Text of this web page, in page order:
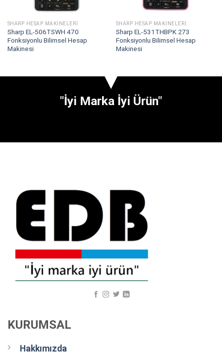
SHARP HESAP MAKINELERI
Sharp EL-506TSWH 470
Fonksiyonlu Bilimsel Hesap
Makinesi
SHARP HESAP MAKINELERI
Sharp EL-531THBPK 273
Fonksiyonlu Bilimsel Hesap
Makinesi
"İyi Marka İyi Ürün"
KURUMSAL
Hakkımızda